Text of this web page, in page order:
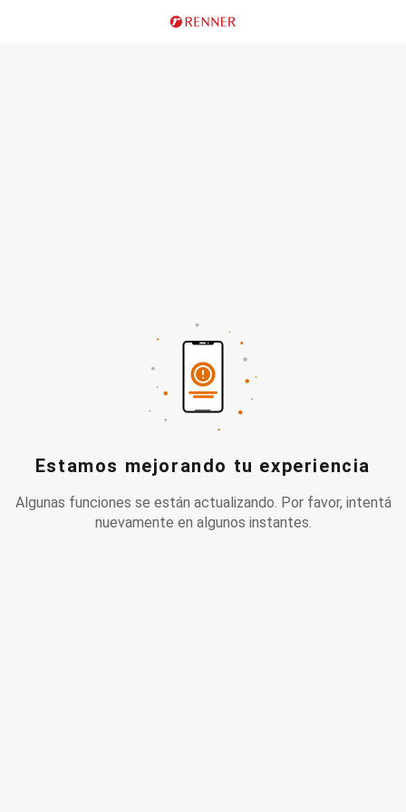
Estamos mejorando tu experiencia
Algunas funciones se están actualizando. Por favor, intentá
nuevamente en algunos instantes.